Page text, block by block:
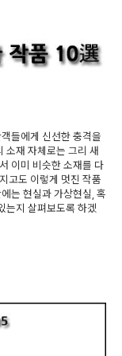
들에게 신선한 충격을
소재 자체로는 그리 새
이미 비슷한 소재를 다
고도 이렇게 멋진 작품
는 현실과 가상현실, 혹
는지 살펴보도록 하겠